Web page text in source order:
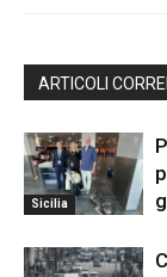
ARTICOLI
Sicilia